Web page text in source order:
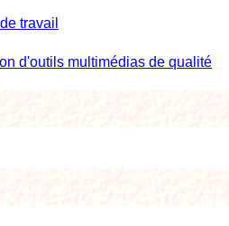
travail
d'outils multimédias de qualité